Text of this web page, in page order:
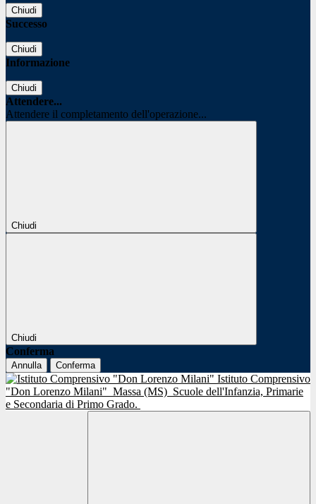
Chiudi
Successo
Chiudi
Informazione
Chiudi
Attendere...
Attendere il completamento dell'operazione...
Chiudi
Chiudi
Conferma
Annulla Conferma
Istituto Comprensivo
"Don Lorenzo Milani" Massa (MS) Scuole dell'Infanzia, Primarie
e Secondaria di Primo Grado.